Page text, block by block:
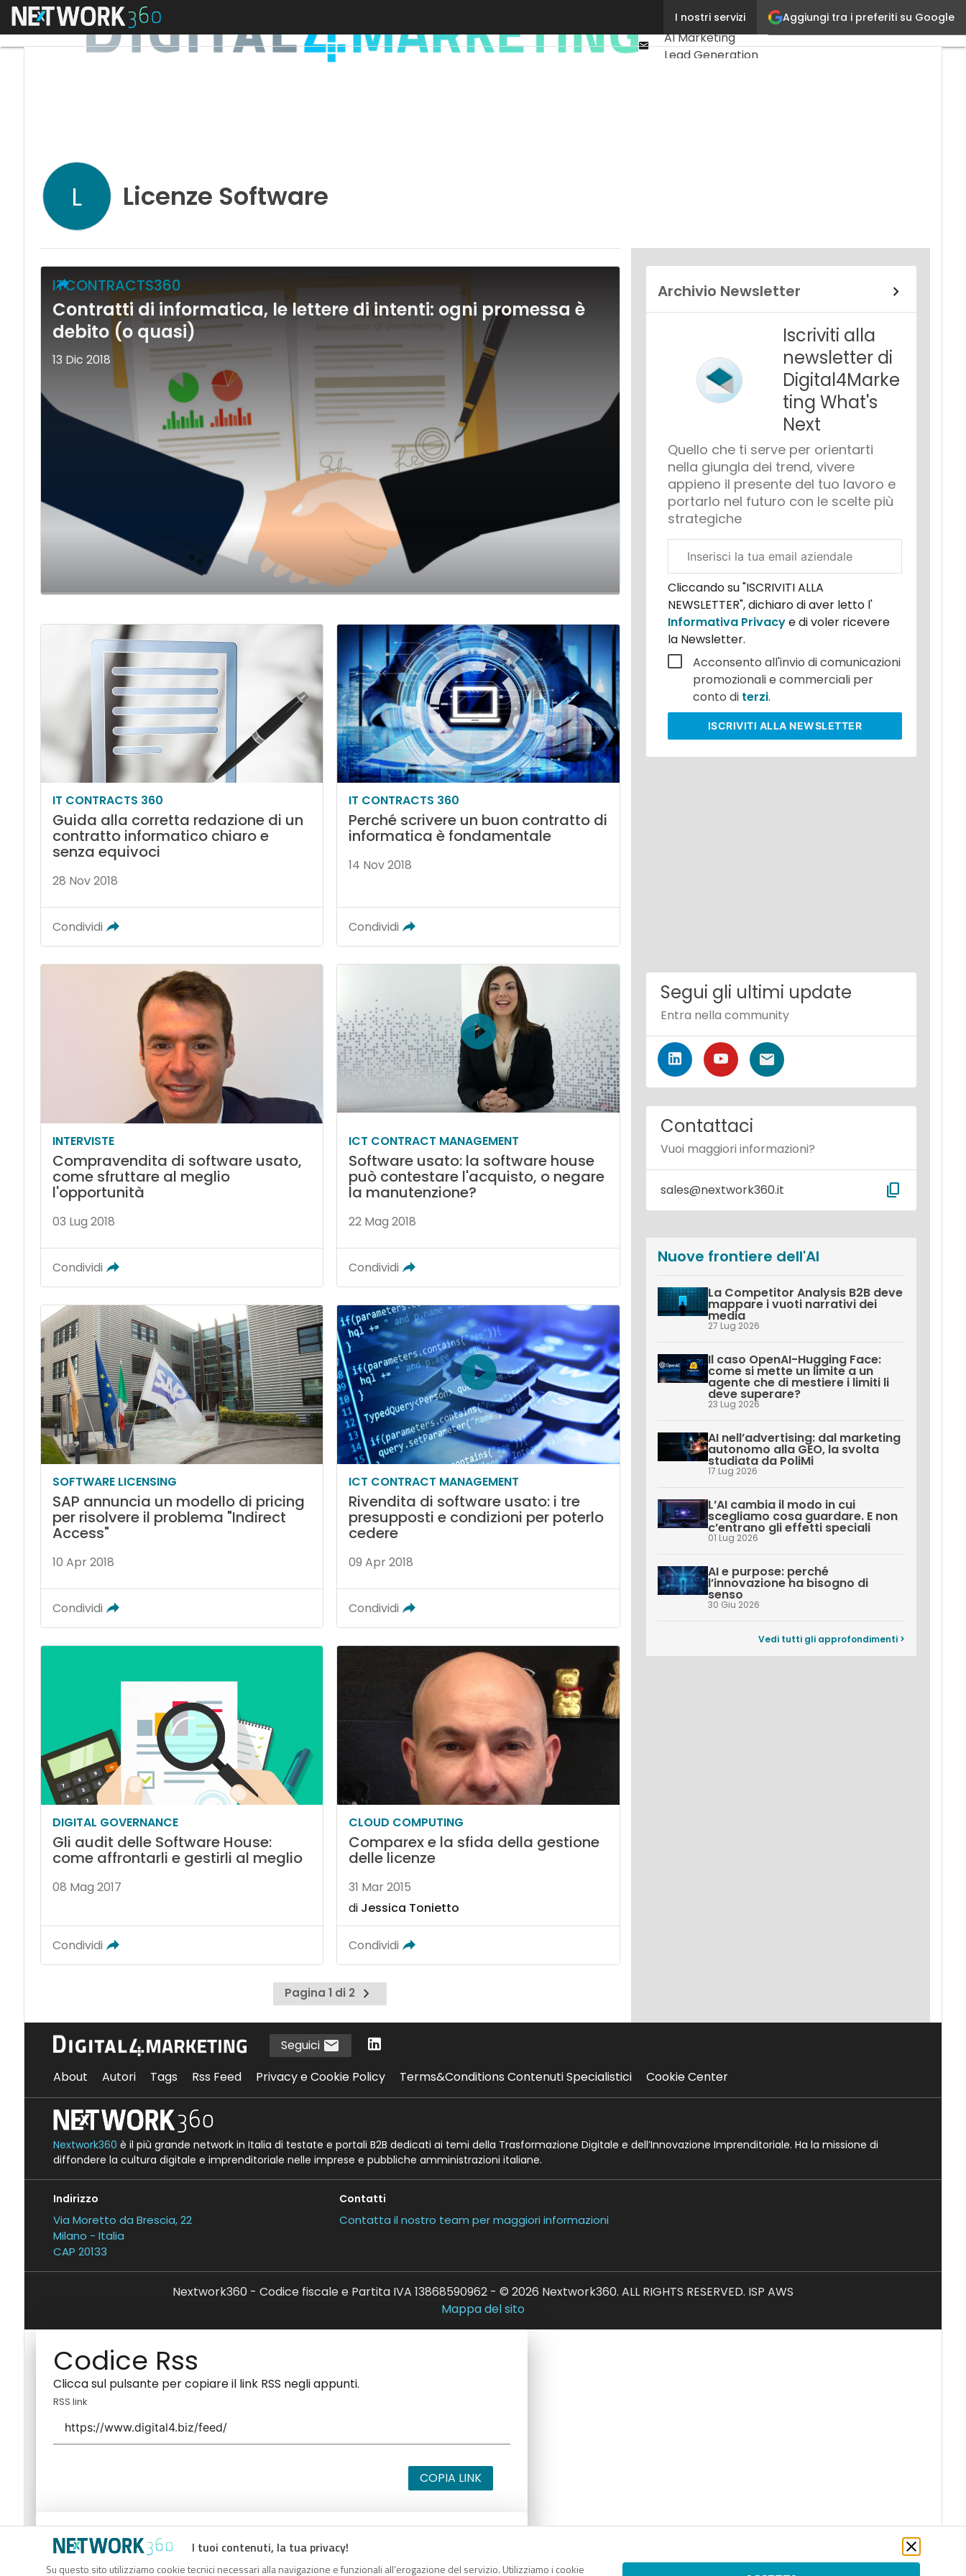
Aggiungi tra i preferiti su Google
I nostri servizi
Menu
Youtube-
play
Email
Ultimi articoli
AI Marketing
Lead Generation
L Licenze Software
ITCONTRACTS360
Contratti di informatica, le lettere di intenti: ogni promessa è
debito (o quasi)
13 Dic 2018
IT CONTRACTS 360
Guida alla corretta redazione di un
contratto informatico chiaro e
senza equivoci
28 Nov 2018
Condividi
IT CONTRACTS 360
Perché scrivere un buon contratto di
informatica è fondamentale
14 Nov 2018
Condividi
INTERVISTE
Compravendita di software usato,
come sfruttare al meglio
l'opportunità
03 Lug 2018
Condividi
ICT CONTRACT MANAGEMENT
Software usato: la software house
può contestare l'acquisto, o negare
la manutenzione?
22 Mag 2018
Condividi
SOFTWARE LICENSING
SAP annuncia un modello di pricing
per risolvere il problema "Indirect
Access"
10 Apr 2018
Condividi
ICT CONTRACT MANAGEMENT
Rivendita di software usato: i tre
presupposti e condizioni per poterlo
cedere
09 Apr 2018
Condividi
DIGITAL GOVERNANCE
Gli audit delle Software House:
come affrontarli e gestirli al meglio
08 Mag 2017
Condividi
CLOUD COMPUTING
Comparex e la sfida della gestione
delle licenze
31 Mar 2015
di Jessica Tonietto
Condividi
Pagina 1 di 2
Pagina
successiva
Archivio Newsletter
Iscriviti alla
newsletter di
Digital4Marke
ting What's
Next
Quello che ti serve per orientarti
nella giungla dei trend, vivere
appieno il presente del tuo lavoro e
portarlo nel futuro con le scelte più
strategiche
aziendale
Cliccando su "ISCRIVITI ALLA
NEWSLETTER", dichiaro di aver letto l'
Informativa Privacye di voler ricevere
la Newsletter.
Acconsento all'invio di comunicazioni
promozionali e commerciali per
conto di terzi.
ISCRIVITI ALLA NEWSLETTER
Segui gli ultimi update
Entra nella community
Contattaci
Vuoi maggiori informazioni?
sales@nextwork360.it content_copy
Nuove frontiere dell'AI
La Competitor Analysis B2B deve
mappare i vuoti narrativi dei
media
27 Lug 2026
Il caso OpenAI-Hugging Face:
come si mette un limite a un
agente che di mestiere i limiti li
deve superare?
23 Lug 2026
AI nell’advertising: dal marketing
autonomo alla GEO, la svolta
studiata da PoliMi
17 Lug 2026
L’AI cambia il modo in cui
scegliamo cosa guardare. E non
c’entrano gli effetti speciali
01 Lug 2026
AI e purpose: perché
l’innovazione ha bisogno di
senso
30 Giu 2026
Vedi tutti gli approfondimenti >
I tuoi contenuti, la tua privacy!
Su questo sito utilizziamo cookie tecnici necessari alla navigazione e funzionali all’erogazione del servizio. Utilizziamo i cookie
Seguici
About
Autori Tags Rss Feed Privacy e Cookie Policy Terms&Conditions Contenuti Specialistici Cookie Center
Nextwork360 è il più grande network in Italia di testate e portali B2B dedicati ai temi della Trasformazione Digitale e dell’Innovazione Imprenditoriale. Ha la missione di
diffondere la cultura digitale e imprenditoriale nelle imprese e pubbliche amministrazioni italiane.
Indirizzo
Via Moretto da Brescia, 22
Milano - Italia
CAP 20133
Contatti
Contatta il nostro team per maggiori informazioni
Nextwork360 - Codice fiscale e Partita IVA 13868590962 - © 2026 Nextwork360. ALL RIGHTS RESERVED. ISP AWS
Mappa del sito
Codice Rss
Clicca sul pulsante per copiare il link RSS negli appunti.
RSS link
COPIA LINK
Codice Rss
Clicca sul pulsante per copiare il link RSS negli appunti.